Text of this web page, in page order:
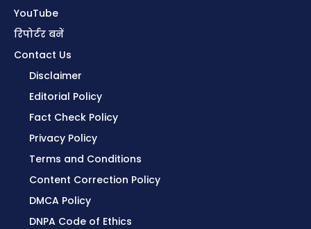
YouTube
रिपोर्टर बनें
Contact Us
Disclaimer
Editorial Policy
Fact Check Policy
Privacy Policy
Terms and Conditions
Content Correction Policy
DMCA Policy
DNPA Code of Ethics